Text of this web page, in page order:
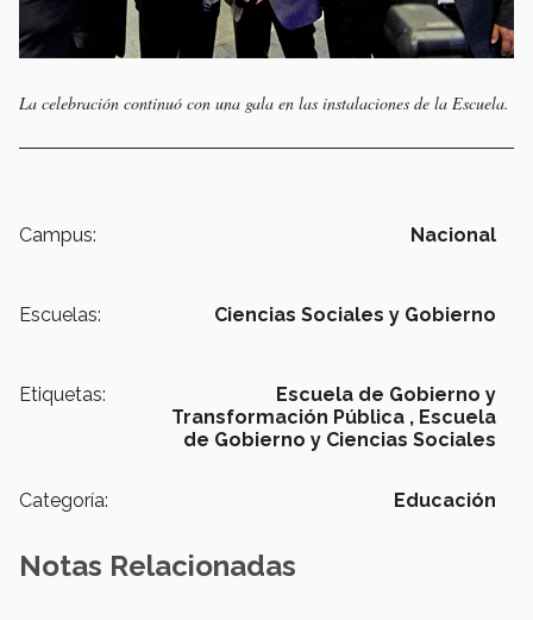
La celebración continuó con una gala en las instalaciones de la Escuela.
Campus: Nacional
Escuelas: Ciencias Sociales y Gobierno
Etiquetas:
Escuela de Gobierno y
Transformación Pública , Escuela
de Gobierno y Ciencias Sociales
Categoría: Educación
Notas Relacionadas